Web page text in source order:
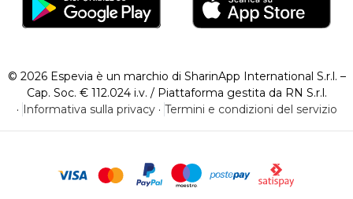
© 2026 Espevia è un marchio di SharinApp International S.r.l. –
Cap. Soc. € 112.024 i.v. / Piattaforma gestita da RN S.r.l.
· Informativa sulla privacy· Termini e condizioni del servizio